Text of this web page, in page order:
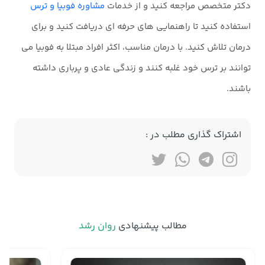
دکتر متخصص مراجعه کنید و از خدمات مشاوره فوبیا و ترس
استفاده کنید تا راهنمایی های حرفه ای دریافت کنید و برای
درمان تلاش کنید. با درمان مناسب، اکثر افراد مبتلا به فوبیا می
توانند بر ترس خود غلبه کنند و زندگی عادی و پرباری داشته
باشند.
اشتراک گذاری مطلب در :
مطالب پیشنهادی روان رشد